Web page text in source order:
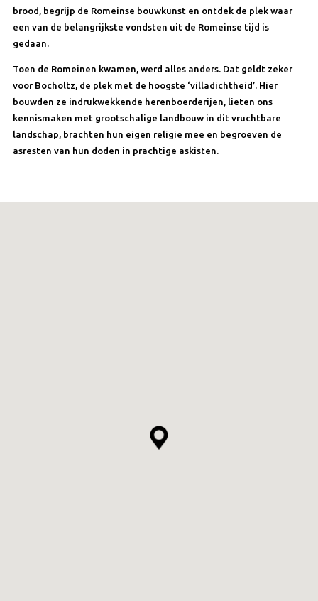
brood, begrijp de Romeinse bouwkunst en ontdek de plek waar
een van de belangrijkste vondsten uit de Romeinse tijd is
gedaan.
Toen de Romeinen kwamen, werd alles anders. Dat geldt zeker
voor Bocholtz, de plek met de hoogste ‘villadichtheid’. Hier
bouwden ze indrukwekkende herenboerderijen, lieten ons
kennismaken met grootschalige landbouw in dit vruchtbare
landschap, brachten hun eigen religie mee en begroeven de
asresten van hun doden in prachtige askisten.